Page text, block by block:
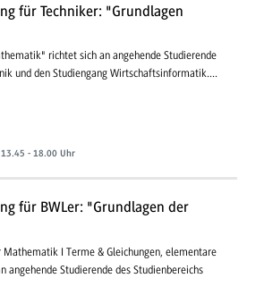
für Techniker: "Grundlagen
richtet sich an angehende Studierende
und den Studiengang Wirtschaftsinformatik....
- 18.00 Uhr
für BWLer: "Grundlagen der
Mathematik I Terme & Gleichungen, elementare
angehende Studierende des Studienbereichs